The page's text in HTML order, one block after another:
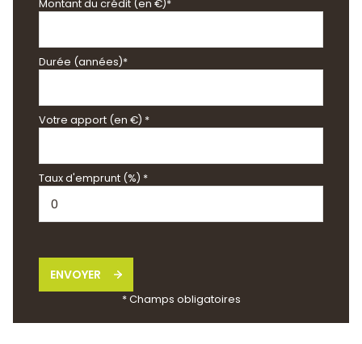
Montant du crédit (en €)*
Durée (années)*
Votre apport (en €) *
Taux d'emprunt (%) *
ENVOYER
* Champs obligatoires